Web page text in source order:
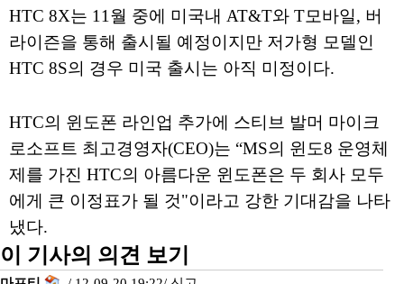
HTC 8X는 11월 중에 미국내 AT&T와 T모바일, 버
라이즌을 통해 출시될 예정이지만 저가형 모델인
HTC 8S의 경우 미국 출시는 아직 미정이다.
HTC의 윈도폰 라인업 추가에 스티브 발머 마이크
로소프트 최고경영자(CEO)는 “MS의 윈도8 운영체
제를 가진 HTC의 아름다운 윈도폰은 두 회사 모두
에게 큰 이정표가 될 것"이라고 강한 기대감을 나타
냈다.
이 기사의 의견 보기